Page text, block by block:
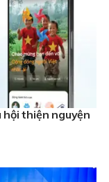
thiện nguyện